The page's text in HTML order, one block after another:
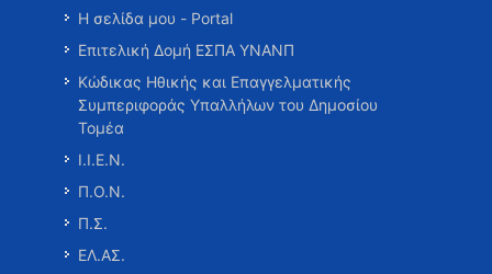
Η σελίδα μου - Portal
Επιτελική Δομή ΕΣΠΑ ΥΝΑΝΠ
Κώδικας Ηθικής και Επαγγελματικής
Συμπεριφοράς Υπαλλήλων του Δημοσίου
Τομέα
Ι.Ι.Ε.Ν.
Π.Ο.Ν.
Π.Σ.
ΕΛ.ΑΣ.